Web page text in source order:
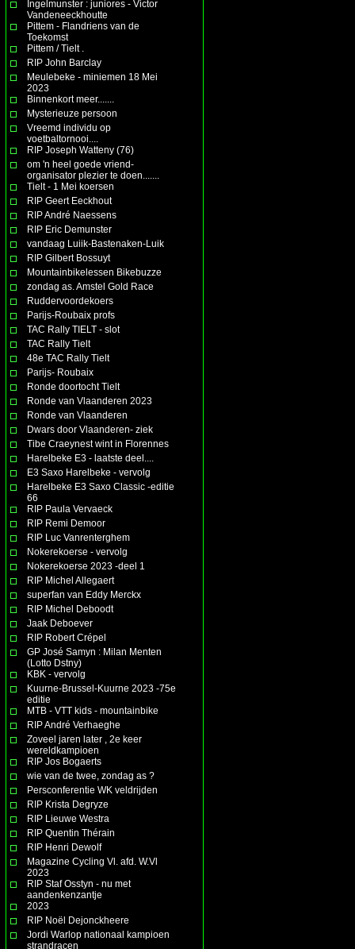
Ingelmunster : juniores - Victor
Vandeneeckhoutte
Pittem - Flandriens van de
Toekomst
Pittem / Tielt .
RIP John Barclay
Meulebeke - miniemen 18 Mei
2023
Binnenkort meer.......
Mysterieuze persoon
Vreemd individu op
voetbaltornooi....
RIP Joseph Watteny (76)
om 'n heel goede vriend-
organisator plezier te doen.......
Tielt - 1 Mei koersen
RIP Geert Eeckhout
RIP André Naessens
RIP Eric Demunster
vandaag Luiik-Bastenaken-Luik
RIP Gilbert Bossuyt
Mountainbikelessen Bikebuzze
zondag as. Amstel Gold Race
Ruddervoordekoers
Parijs-Roubaix profs
TAC Rally TIELT - slot
TAC Rally Tielt
48e TAC Rally Tielt
Parijs- Roubaix
Ronde doortocht Tielt
Ronde van Vlaanderen 2023
Ronde van Vlaanderen
Dwars door Vlaanderen- ziek
Tibe Craeynest wint in Florennes
Harelbeke E3 - laatste deel....
E3 Saxo Harelbeke - vervolg
Harelbeke E3 Saxo Classic -editie
66
RIP Paula Vervaeck
RIP Remi Demoor
RIP Luc Vanrenterghem
Nokerekoerse - vervolg
Nokerekoerse 2023 -deel 1
RIP Michel Allegaert
superfan van Eddy Merckx
RIP Michel Deboodt
Jaak Deboever
RIP Robert Crépel
GP José Samyn : Milan Menten
(Lotto Dstny)
KBK - vervolg
Kuurne-Brussel-Kuurne 2023 -75e
editie
MTB - VTT kids - mountainbike
RIP André Verhaeghe
Zoveel jaren later , 2e keer
wereldkampioen
RIP Jos Bogaerts
wie van de twee, zondag as ?
Persconferentie WK veldrijden
RIP Krista Degryze
RIP Lieuwe Westra
RIP Quentin Thérain
RIP Henri Dewolf
Magazine Cycling Vl. afd. W.Vl
2023
RIP Staf Osstyn - nu met
aandenkenzantje
2023
RIP Noël Dejonckheere
Jordi Warlop nationaal kampioen
strandracen